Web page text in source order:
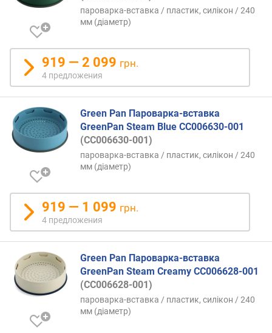
е
м
(
л
)
г
л
у
б
и
а
(
с
м
)
т
о
л
щ
н
пароварка-вставка / пластик, силікон / 240
мм (діаметр)
919 — 2 099 грн.
4 предложения
Green Pan Пароварка-вставка
GreenPan Steam Blue CC006630-001
(CC006630-001)
пароварка-вставка / пластик, силікон / 240
мм (діаметр)
919 — 1 099 грн.
4 предложения
Green Pan Пароварка-вставка
GreenPan Steam Creamy CC006628-001
(CC006628-001)
пароварка-вставка / пластик, силікон / 240
мм (діаметр)